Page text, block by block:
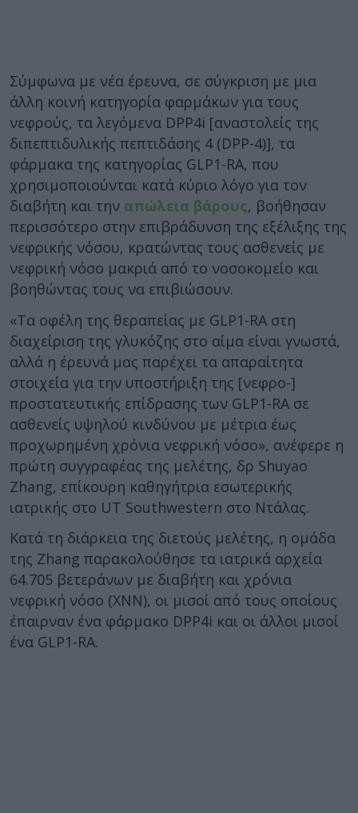
Σύμφωνα με νέα έρευνα, σε σύγκριση με μια
άλλη κοινή κατηγορία φαρμάκων για τους
νεφρούς, τα λεγόμενα DPP4i [αναστολείς της
διπεπτιδυλικής πεπτιδάσης 4 (DPP-4)], τα
φάρμακα της κατηγορίας GLP1-RA, που
χρησιμοποιούνται κατά κύριο λόγο για τον
διαβήτη και την απώλεια βάρους, βοήθησαν
περισσότερο στην επιβράδυνση της εξέλιξης της
νεφρικής νόσου, κρατώντας τους ασθενείς με
νεφρική νόσο μακριά από το νοσοκομείο και
βοηθώντας τους να επιβιώσουν.
«Τα οφέλη της θεραπείας με GLP1-RA στη
διαχείριση της γλυκόζης στο αίμα είναι γνωστά,
αλλά η έρευνά μας παρέχει τα απαραίτητα
στοιχεία για την υποστήριξη της [νεφρο-]
προστατευτικής επίδρασης των GLP1-RA σε
ασθενείς υψηλού κινδύνου με μέτρια έως
προχωρημένη χρόνια νεφρική νόσο», ανέφερε η
πρώτη συγγραφέας της μελέτης, δρ Shuyao
Zhang, επίκουρη καθηγήτρια εσωτερικής
ιατρικής στο UT Southwestern στο Ντάλας.
Κατά τη διάρκεια της διετούς μελέτης, η ομάδα
της Zhang παρακολούθησε τα ιατρικά αρχεία
64.705 βετεράνων με διαβήτη και χρόνια
νεφρική νόσο (ΧΝΝ), οι μισοί από τους οποίους
έπαιρναν ένα φάρμακο DPP4i και οι άλλοι μισοί
ένα GLP1-RA.